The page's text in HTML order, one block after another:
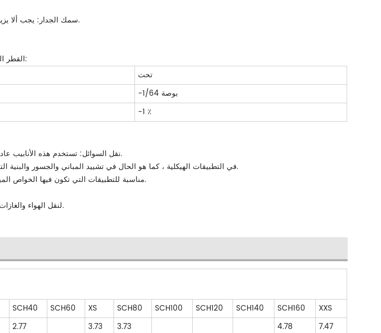
-سمك الجدار: يجب ألا يزيد سمك الجدار الأدنى في أي نقطة عن 12.5 ٪ تحت سمك الجدار الاسمي المحدد.
-القطر الخارجي: يجب ألا يختلف القطر الخارجي في أي نقطة عن المعيار المحدد أكثر من:
تحت
-1/64 بوصة
-1 ٪
-نقل السوائل: تستخدم هذه الأنابيب عادة لنقل الماء والزيت والغاز والسوائل الأخرى في أنظمة الضغط العالي والمنخفض.
-الاستخدام الهيكلي: تستخدم أنابيب الصلب astm a53 من الدرجة b في التطبيقات الهيكلية ، كما هو الحال في تشييد المباني والجسور والبنية التحتية الأخرى.
-التطبيقات الميكانيكية والضغط: أنابيب الدرجة b مناسبة للتطبيقات التي تكون فيها الخواص الميكانيكية ومقاومة الضغط ضرورية.
-Hvac (التدفئة والتهوية وتكييف الهواء): يتم استخدامها في أنظمة hvac لنقل الهواء والغازات الأخرى.
SCH40 SCH60 XS SCH80 SCH100 SCH120 SCH140 SCH160
XXS
2.77 3.73 3.73 4.78
7.47